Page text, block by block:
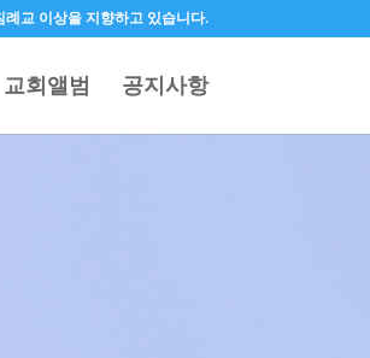
교 이상을 지향하고 있습니다.
교회앨범 공지사항